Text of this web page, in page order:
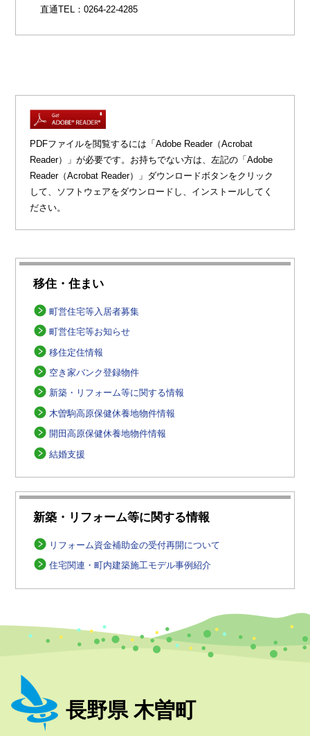
移住・住まい
町営住宅等入居者募集
町営住宅等お知らせ
移住定住情報
空き家バンク登録物件
新築・リフォーム等に関する情報
木曽駒高原保健休養地物件情報
開田高原保健休養地物件情報
結婚支援
新築・リフォーム等に関する情報
リフォーム資金補助金の受付再開について
住宅関連・町内建築施工モデル事例紹介
直通TEL：0264-22-4285
PDFファイルを閲覧するには「Adobe Reader（Acrobat
Reader）」が必要です。お持ちでない方は、左記の「Adobe
Reader（Acrobat Reader）」ダウンロードボタンをクリック
して、ソフトウェアをダウンロードし、インストールしてく
ださい。
長野県 木曽町